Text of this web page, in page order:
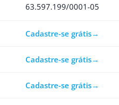
63.597.199/0001-05
Cadastre-se grátis
Cadastre-se grátis
Cadastre-se grátis